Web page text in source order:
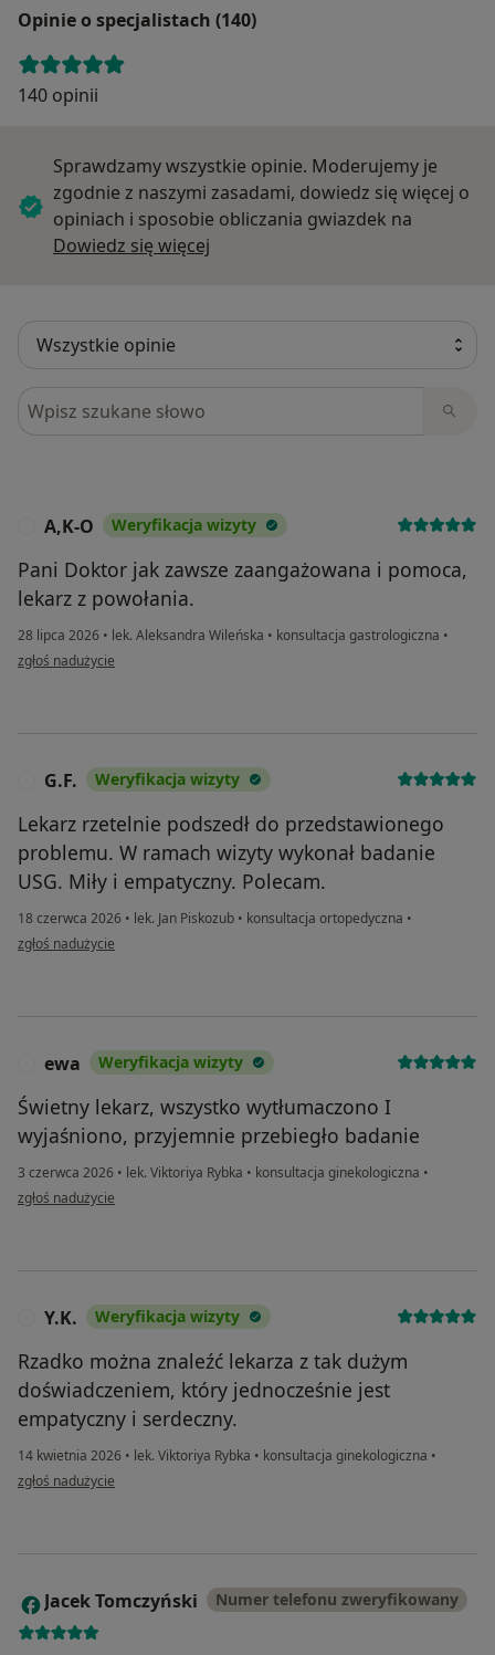
Opinie o specjalistach (140)
140 opinii
Sprawdzamy wszystkie opinie. Moderujemy je
zgodnie z naszymi zasadami, dowiedz się więcej o
opiniach i sposobie obliczania gwiazdek na
Dowiedz się więcej
Szukaj w opiniach
A,K-O Weryfikacja wizyty
Pani Doktor jak zawsze zaangażowana i pomoca,
lekarz z powołania.
28 lipca 2026 • lek. Aleksandra Wileńska • konsultacja gastrologiczna •
w opinii użytkownika A,K-O
zgłoś nadużycie
G.F. Weryfikacja wizyty
Lekarz rzetelnie podszedł do przedstawionego
problemu. W ramach wizyty wykonał badanie
USG. Miły i empatyczny. Polecam.
18 czerwca 2026 • lek. Jan Piskozub • konsultacja ortopedyczna •
w opinii użytkownika G.F.
zgłoś nadużycie
ewa Weryfikacja wizyty
Świetny lekarz, wszystko wytłumaczono I
wyjaśniono, przyjemnie przebiegło badanie
3 czerwca 2026 • lek. Viktoriya Rybka • konsultacja ginekologiczna •
w opinii użytkownika ewa
zgłoś nadużycie
Y.K. Weryfikacja wizyty
Rzadko można znaleźć lekarza z tak dużym
doświadczeniem, który jednocześnie jest
empatyczny i serdeczny.
14 kwietnia 2026 • lek. Viktoriya Rybka • konsultacja ginekologiczna •
w opinii użytkownika Y.K.
zgłoś nadużycie
J Jacek Tomczyński Numer telefonu zweryfikowany